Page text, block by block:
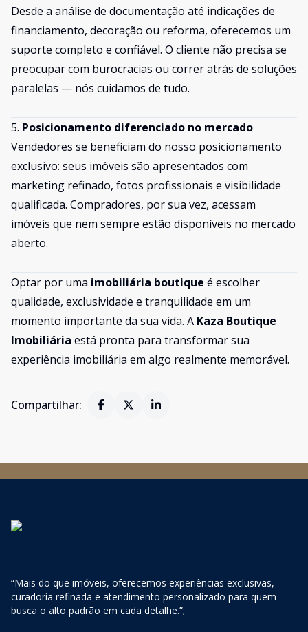
Desde a análise de documentação até indicações de
financiamento, decoração ou reforma, oferecemos um
suporte completo e confiável. O cliente não precisa se
preocupar com burocracias ou correr atrás de soluções
paralelas — nós cuidamos de tudo.
5. Posicionamento diferenciado no mercado
Vendedores se beneficiam do nosso posicionamento
exclusivo: seus imóveis são apresentados com
marketing refinado, fotos profissionais e visibilidade
qualificada. Compradores, por sua vez, acessam
imóveis que nem sempre estão disponíveis no mercado
aberto.
Optar por uma imobiliária boutique é escolher
qualidade, exclusividade e tranquilidade em um
momento importante da sua vida. A Kaza Boutique
Imobiliária está pronta para transformar sua
experiência imobiliária em algo realmente memorável.
Compartilhar:
“Mais do que imóveis, oferecemos experiências exclusivas,
curadoria refinada e atendimento personalizado para quem
busca o alto padrão em cada detalhe.”;